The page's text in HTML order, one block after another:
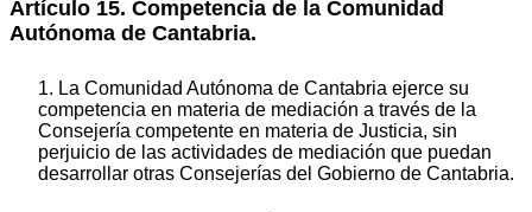
Artículo 15. Competencia de la Comunidad
Autónoma de Cantabria.
1. La Comunidad Autónoma de Cantabria ejerce su
competencia en materia de mediación a través de la
Consejería competente en materia de Justicia, sin
perjuicio de las actividades de mediación que puedan
desarrollar otras Consejerías del Gobierno de Cantabria.